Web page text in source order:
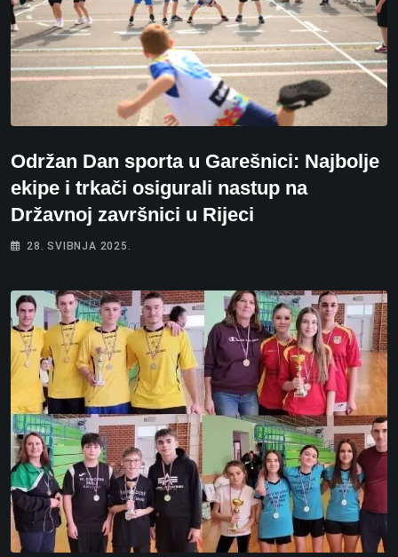
Održan Dan sporta u Garešnici: Najbolje
ekipe i trkači osigurali nastup na
Državnoj završnici u Rijeci
28. SVIBNJA 2025.